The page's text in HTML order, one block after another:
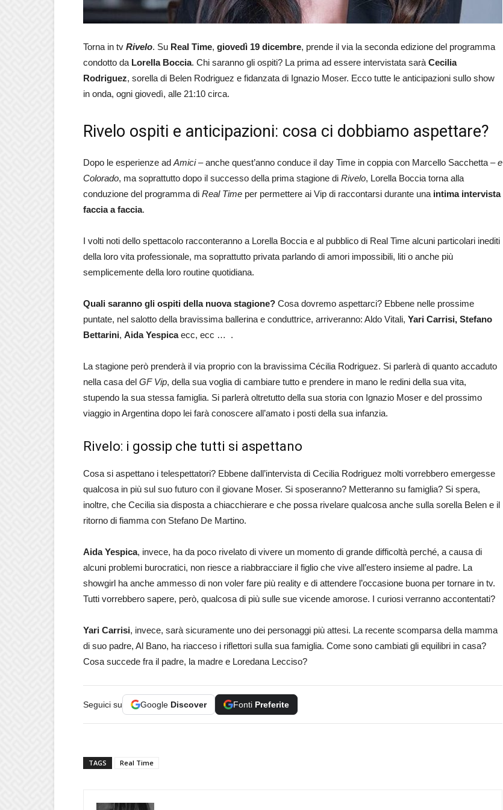
Torna in tv Rivelo. Su Real Time, giovedì 19 dicembre, prende il via la seconda edizione del programma
condotto da Lorella Boccia. Chi saranno gli ospiti? La prima ad essere intervistata sarà Cecilia
Rodriguez, sorella di Belen Rodriguez e fidanzata di Ignazio Moser. Ecco tutte le anticipazioni sullo show
in onda, ogni giovedì, alle 21:10 circa.
Rivelo ospiti e anticipazioni: cosa ci dobbiamo aspettare?
Dopo le esperienze ad Amici– anche quest’anno conduce il day Time in coppia con Marcello Sacchetta –e
Colorado, ma soprattutto dopo il successo della prima stagione di Rivelo, Lorella Boccia torna alla
conduzione del programma di Real Time per permettere ai Vip di raccontarsi durante una intima intervista
faccia a faccia.
I volti noti dello spettacolo racconteranno a Lorella Boccia e al pubblico di Real Time alcuni particolari inediti
della loro vita professionale, ma soprattutto privata parlando di amori impossibili, liti o anche più
semplicemente della loro routine quotidiana.
Quali saranno gli ospiti della nuova stagione? Cosa dovremo aspettarci? Ebbene nelle prossime
puntate, nel salotto della bravissima ballerina e conduttrice, arriveranno: Aldo Vitali, Yari Carrisi, Stefano
Bettarini, Aida Yespicaecc, ecc … .
La stagione però prenderà il via proprio con la bravissima Cécilia Rodriguez. Si parlerà di quanto accaduto
nella casa del GF Vip, della sua voglia di cambiare tutto e prendere in mano le redini della sua vita,
stupendo la sua stessa famiglia. Si parlerà oltretutto della sua storia con Ignazio Moser e del prossimo
viaggio in Argentina dopo lei farà conoscere all’amato i posti della sua infanzia.
Rivelo: i gossip che tutti si aspettano
Cosa si aspettano i telespettatori? Ebbene dall’intervista di Cecilia Rodriguez molti vorrebbero emergesse
qualcosa in più sul suo futuro con il giovane Moser. Si sposeranno? Metteranno su famiglia? Si spera,
inoltre, che Cecilia sia disposta a chiacchierare e che possa rivelare qualcosa anche sulla sorella Belen e il
ritorno di fiamma con Stefano De Martino.
Aida Yespica, invece, ha da poco rivelato di vivere un momento di grande difficoltà perché, a causa di
alcuni problemi burocratici, non riesce a riabbracciare il figlio che vive all’estero insieme al padre. La
showgirl ha anche ammesso di non voler fare più reality e di attendere l’occasione buona per tornare in tv.
Tutti vorrebbero sapere, però, qualcosa di più sulle sue vicende amorose. I curiosi verranno accontentati?
Yari Carrisi, invece, sarà sicuramente uno dei personaggi più attesi. La recente scomparsa della mamma
di suo padre, Al Bano, ha riacceso i riflettori sulla sua famiglia. Come sono cambiati gli equilibri in casa?
Cosa succede fra il padre, la madre e Loredana Lecciso?
Seguici su Google Discover Fonti Preferite
TAGS Real Time